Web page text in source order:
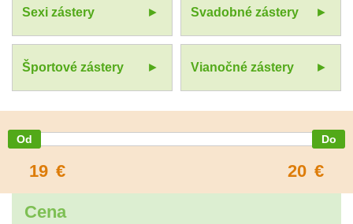
Sexi zástery Svadobné zástery
Športové zástery Vianočné zástery
19 € 20 €
Cena